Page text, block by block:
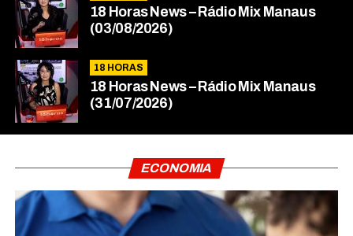
18 Horas News​​​​​​​​​​​​ – Rádio Mix Manaus
(03/08/2026)
18 HORAS
18 Horas News​​​​​​​​​​​​ – Rádio Mix Manaus
(31/07/2026)
ECONOMIA